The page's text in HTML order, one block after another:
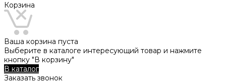
Корзина
Ваша корзина пуста
Выберите в каталоге интересующий товар и нажмите
кнопку "В корзину"
В каталог
Заказать звонок